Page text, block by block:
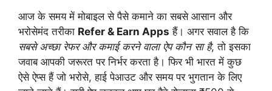
आज के समय में मोबाइल से पैसे कमाने का सबसे आसान और
भरोसेमंद तरीका Refer & Earn Apps हैं। अगर सवाल है कि
सबसे अच्छा रेफर और कमाई करने वाला ऐप कौन सा है, तो इसका
जवाब आपकी जरूरत पर निर्भर करता है। फिर भी भारत में कुछ
ऐसे ऐप्स हैं जो भरोसे, हाई पेआउट और समय पर भुगतान के लिए